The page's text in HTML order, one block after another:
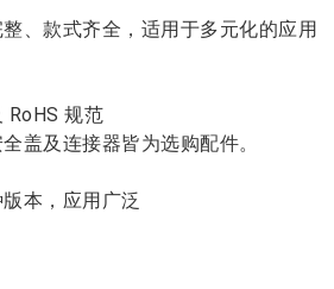
、款式齐全，适用于多元化的应用
RoHS 规范
盖及连接器皆为选购配件。
本，应用广泛